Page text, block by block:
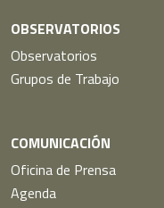
OBSERVATORIOS
Observatorios
Grupos de Trabajo
COMUNICACIÓN
Oficina de Prensa
Agenda